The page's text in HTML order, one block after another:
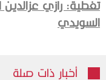
تغطية: رازي
السويدي
أخبار ذات صلة